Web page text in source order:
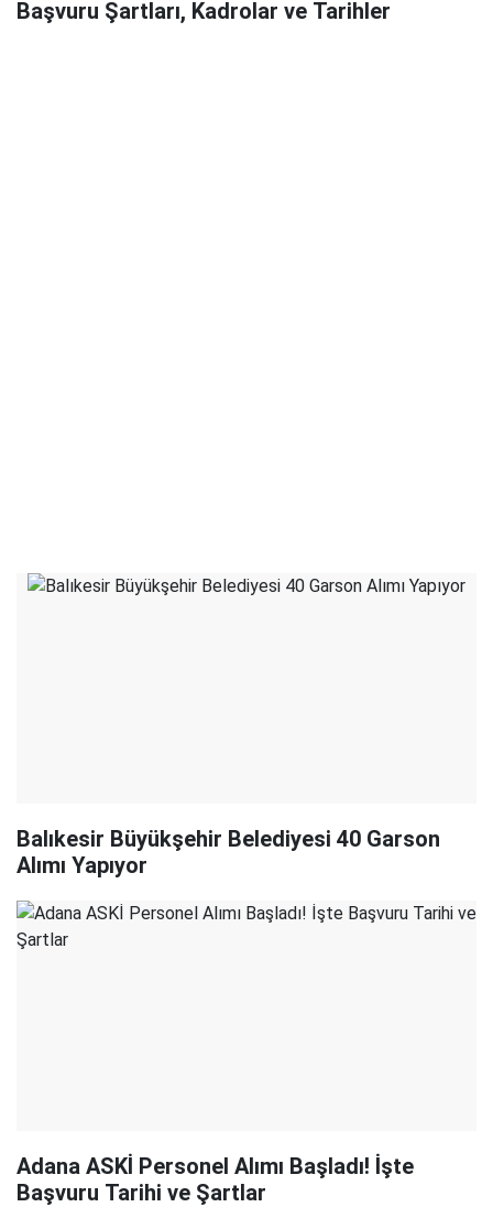
Başvuru Şartları, Kadrolar ve Tarihler
Balıkesir Büyükşehir Belediyesi 40 Garson
Alımı Yapıyor
Adana ASKİ Personel Alımı Başladı! İşte
Başvuru Tarihi ve Şartlar